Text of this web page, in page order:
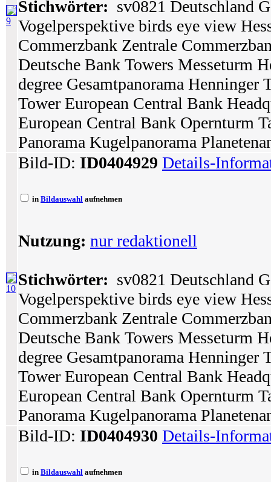
9
Stichwörter: sv0821 Deutschland
Vogelperspektive birds eye view
Commerzbank Zentrale
Deutsche Bank Towers Messeturm
degree Gesamtpanorama
Tower European Central Bank
European Central Bank Opernturm
Panorama Kugelpanorama
10
Bild-ID: ID0404929 Details-
in Bildauswahl aufnehmen
Nutzung: nur redaktionell
Stichwörter: sv0821 Deutschland
Vogelperspektive birds eye view
Commerzbank Zentrale
Deutsche Bank Towers Messeturm
degree Gesamtpanorama
Tower European Central Bank
European Central Bank Opernturm
Panorama Kugelpanorama
Bild-ID: ID0404930 Details-
in Bildauswahl aufnehmen